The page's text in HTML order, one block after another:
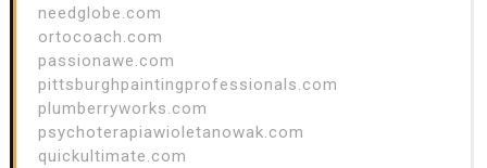
needglobe.com
ortocoach.com
passionawe.com
pittsburghpaintingprofessionals.com
plumberryworks.com
psychoterapiawioletanowak.com
quickultimate.com